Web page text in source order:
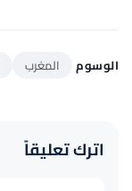
الوسوم المغرب
اترك تعليقاً